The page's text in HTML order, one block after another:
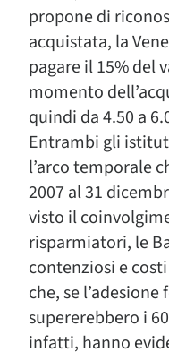
propone di
acquistata, la
pagare il 15% del
momento
quindi da 4.50 a
Entrambi gli
l’arco temporale
2007 al 31
visto il
risparmiatori, le
contenziosi e
che, se
supererebbero i
infatti, hanno